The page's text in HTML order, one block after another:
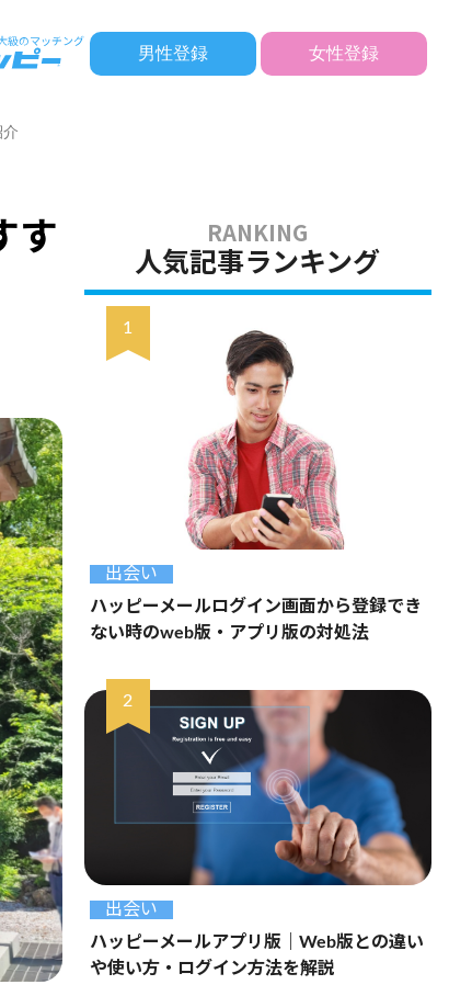
男性登録 女性登録
す
人気記事ランキング
出会い
ハッピーメールログイン画面から登録でき
ない時のweb版・アプリ版の対処法
出会い
ハッピーメールアプリ版｜Web版との違い
や使い方・ログイン方法を解説